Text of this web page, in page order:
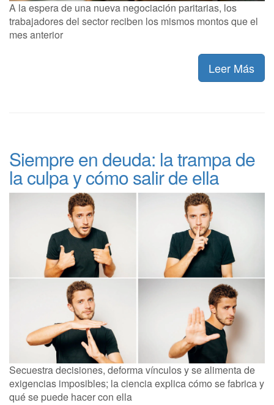
A la espera de una nueva negociación paritarias, los
trabajadores del sector reciben los mismos montos que el
mes anterior
Leer Más
Siempre en deuda: la trampa de
la culpa y cómo salir de ella
Secuestra decisiones, deforma vínculos y se alimenta de
exigencias imposibles; la ciencia explica cómo se fabrica y
qué se puede hacer con ella